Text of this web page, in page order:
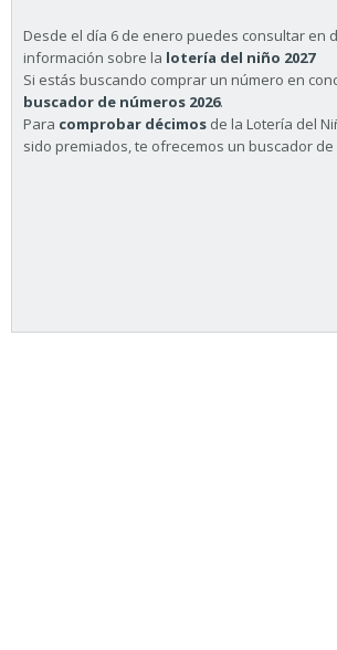
Desde el día 6 de enero puedes consultar en
información sobre la lotería del niño 2027
Si estás buscando comprar un número en
buscador de números 2026.
Para comprobar décimos de la Lotería del
sido premiados, te ofrecemos un buscador de